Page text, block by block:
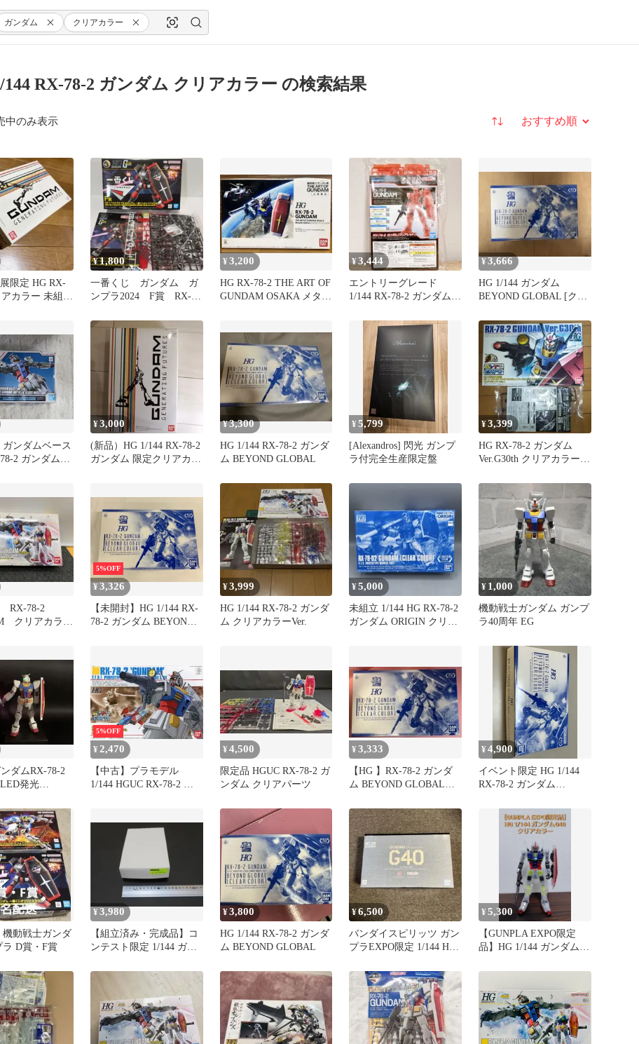
ガンダム クリアカラー
144 RX-78-2 ガンダム クリアカラー の検索結果
中のみ表示 並び替え
限定 HG RX-
カラー 未組
¥1,800
一番くじ ガンダム ガ
ンプラ2024 F賞 RX-
¥3,200
HG RX-78-2 THE ART OF
GUNDAM OSAKA メタリ
¥3,444
エントリーグレード
1/144 RX-78-2 ガンダム
¥3,666
HG 1/144 ガンダム
BEYOND GLOBAL [クリ
ガンダムベース
2 ガンダム
¥3,000
(新品）HG 1/144 RX-78-2
ガンダム 限定クリアカラ
¥3,300
HG 1/144 RX-78-2 ガンダ
ム BEYOND GLOBAL
¥5,799
[Alexandros] 閃光 ガンプ
ラ付完全生産限定盤
¥3,399
HG RX-78-2 ガンダム
Ver.G30th クリアカラー
RX-78-2
クリアカラー
5%OFF
¥3,326
【未開封】HG 1/144 RX-
78-2 ガンダム BEYOND
¥3,999
HG 1/144 RX-78-2 ガンダ
ム クリアカラーVer.
¥5,000
未組立 1/144 HG RX-78-2
ガンダム ORIGIN クリア
¥ 1,000
機動戦士ガンダム ガンプ
ラ40周年 EG
ダムRX-78-2
発光
5%OFF
¥ 2,470
【中古】プラモデル
1/144 HGUC RX-78-2 ガ
ム」 ガンプラEXPO限定
¥4,500
限定品 HGUC RX-78-2 ガ
ンダム クリアパーツ
¥3,333
【HG 】RX-78-2 ガンダ
ム BEYOND GLOBALク
¥4,900
イベント限定 HG 1/144
RX-78-2 ガンダム
機動戦士ガンダ
ラ D賞・F賞
¥3,980
【組立済み・完成品】コ
ンテスト限定 1/144 ガン
売品
¥3,800
HG 1/144 RX-78-2 ガンダ
ム BEYOND GLOBAL
¥6,500
バンダイスピリッツ ガン
プラEXPO限定 1/144 HG
¥5,300
【GUNPLA EXPO限定
品】HG 1/144 ガンダム